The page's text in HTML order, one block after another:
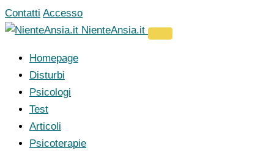
Vai
al
Contatti Accesso
NienteAnsia.it
Homepage
Disturbi
Psicologi
Test
Articoli
Psicoterapie